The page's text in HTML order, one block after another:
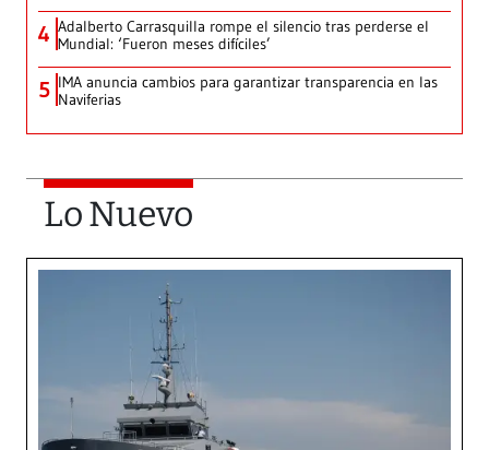
4 Adalberto Carrasquilla rompe el silencio tras perderse el
Mundial: ‘Fueron meses difíciles’
5 IMA anuncia cambios para garantizar transparencia en las
Naviferias
Lo Nuevo